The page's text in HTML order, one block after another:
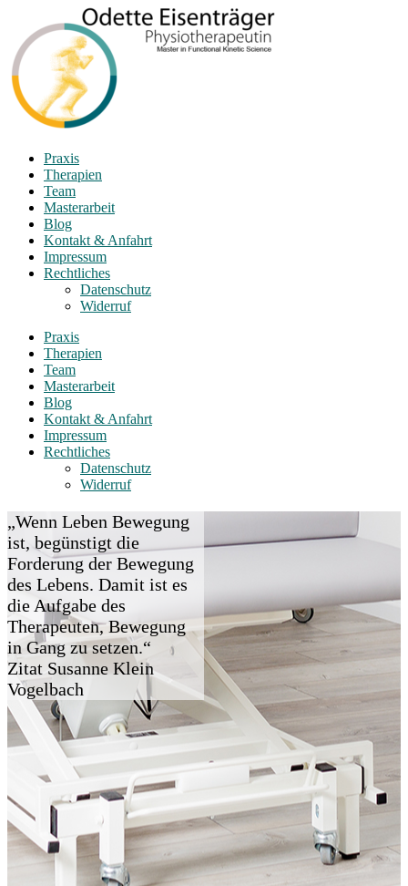
Praxis
Therapien
Team
Masterarbeit
Blog
Kontakt & Anfahrt
Impressum
Rechtliches
Datenschutz
Widerruf
Praxis
Therapien
Team
Masterarbeit
Blog
Kontakt & Anfahrt
Impressum
Rechtliches
Datenschutz
Widerruf
„Wenn Leben Bewegung
ist, begünstigt die
Forderung der Bewegung
des Lebens. Damit ist es
die Aufgabe des
Therapeuten, Bewegung
in Gang zu setzen.“
Zitat Susanne Klein
Vogelbach